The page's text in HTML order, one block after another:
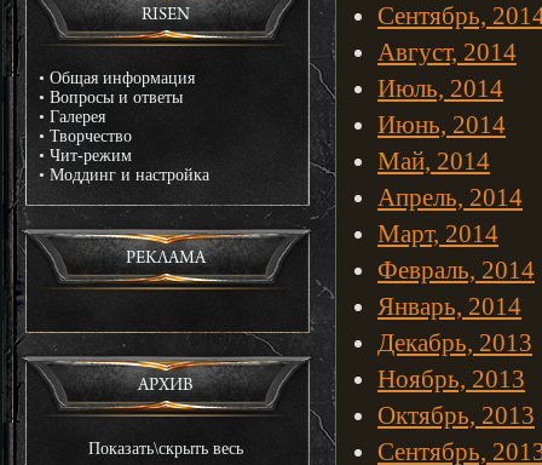
RISEN
• Общая информация
• Вопросы и ответы
• Галерея
• Творчество
• Чит-режим
• Моддинг и настройка
РЕКЛАМА
АРХИВ
Показать\скрыть весь
Сентябрь,
Август, 2014
Июль, 2014
Июнь, 2014
Май, 2014
Апрель, 2014
Март, 2014
Февраль, 2014
Январь, 2014
Декабрь, 2013
Ноябрь, 2013
Октябрь, 2013
Сентябрь,